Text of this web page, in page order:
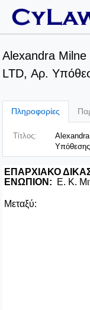
Alexandra
LTD, Αρ.
Πληροφορίες
Τίτλος:
ΕΠΑΡΧΙΑΚΟ
ΕΝΩΠΙΟΝ: Ε. Κ.
Μεταξύ: